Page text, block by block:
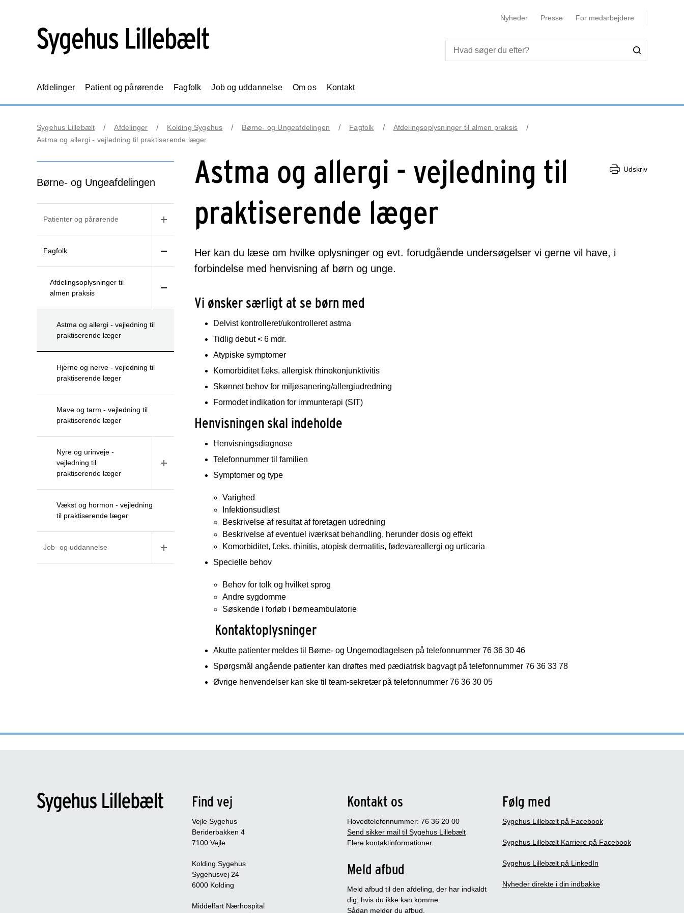
Nyheder Presse For medarbejdere
Afdelinger Patient og pårørende Fagfolk Job og uddannelse Om os Kontakt
Sygehus Lillebælt Afdelinger Kolding Sygehus Børne- og Ungeafdelingen Fagfolk
Afdelingsoplysninger til almen praksis
Astma og allergi - vejledning til praktiserende læger
Børne- og Ungeafdelingen
Patienter og pårørende
Fagfolk
Afdelingsoplysninger til
almen praksis
Astma og allergi - vejledning til
praktiserende læger
Hjerne og nerve - vejledning til
praktiserende læger
Mave og tarm - vejledning til
praktiserende læger
Nyre og urinveje -
vejledning til
praktiserende læger
Vækst og hormon - vejledning
til praktiserende læger
Job- og uddannelse
Astma og allergi - vejledning til
praktiserende læger
Udskriv
Her kan du læse om hvilke oplysninger og evt. forudgående undersøgelser vi gerne vil have, i
forbindelse med henvisning af børn og unge.
Vi ønsker særligt at se børn med
Delvist kontrolleret/ukontrolleret astma
Tidlig debut < 6 mdr.
Atypiske symptomer
Komorbiditet f.eks. allergisk rhinokonjunktivitis
Skønnet behov for miljøsanering/allergiudredning
Formodet indikation for immunterapi (SIT)
Henvisningen skal indeholde
Henvisningsdiagnose
Telefonnummer til familien
Symptomer og type
Varighed
Infektionsudløst
Beskrivelse af resultat af foretagen udredning
Beskrivelse af eventuel iværksat behandling, herunder dosis og effekt
Komorbiditet, f.eks. rhinitis, atopisk dermatitis, fødevareallergi og urticaria
Specielle behov
Behov for tolk og hvilket sprog
Andre sygdomme
Søskende i forløb i børneambulatorie
Kontaktoplysninger
Akutte patienter meldes til Børne- og Ungemodtagelsen på telefonnummer 76 36 30 46
Spørgsmål angående patienter kan drøftes med pædiatrisk bagvagt på telefonnummer 76 36 33 78
Øvrige henvendelser kan ske til team-sekretær på telefonnummer 76 36 30 05
Find vej
Vejle Sygehus
Beriderbakken 4
7100 Vejle
Kolding Sygehus
Sygehusvej 24
6000 Kolding
Middelfart Nærhospital
Kontakt os
Hovedtelefonnummer: 76 36 20 00
Send sikker mail til Sygehus Lillebælt
Flere kontaktinformationer
Meld afbud
Meld afbud til den afdeling, der har indkaldt
dig, hvis du ikke kan komme.
Sådan melder du afbud
Følg med
Sygehus Lillebælt på Facebook
Sygehus Lillebælt Karriere på Facebook
Sygehus Lillebælt på LinkedIn
Nyheder direkte i din indbakke